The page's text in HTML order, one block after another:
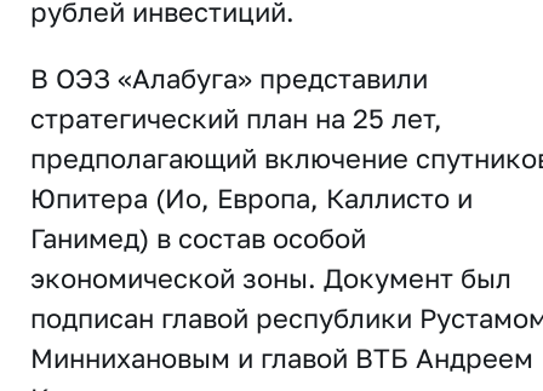
рублей инвестиций.
В ОЭЗ «Алабуга» представили
стратегический план на 25 лет,
предполагающий включение
Юпитера (Ио, Европа, Каллисто и
Ганимед) в состав особой
экономической зоны. Документ был
подписан главой республики
Миннихановым и главой ВТБ Андреем